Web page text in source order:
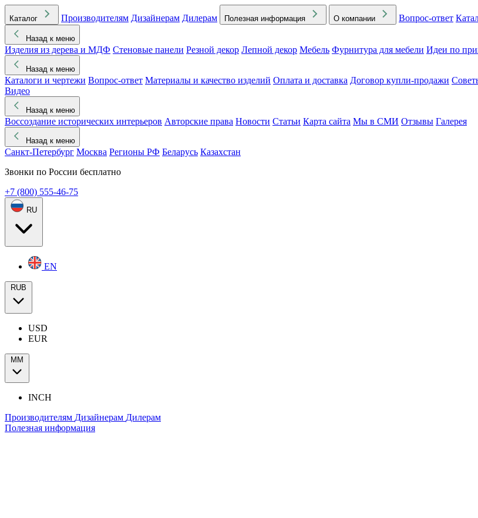
Каталог Производителям Дизайнерам Дилерам Полезная информация О компании Вопрос-ответ
Назад к меню
Изделия из дерева и МДФ Стеновые панели Резной декор Лепной декор Мебель Фурнитура для мебели Идеи по
Назад к меню
Каталоги и чертежи Вопрос-ответ Материалы и качество изделий Оплата и доставка Договор купли-продажи
Видео
Назад к меню
Воссоздание исторических интерьеров Авторские права Новости Статьи Карта сайта Мы в СМИ Отзывы Галерея
Назад к меню
Санкт-Петербург Москва Регионы РФ Беларусь Казахстан
Звонки по России бесплатно
+7 (800) 555-46-75
RU
EN
RUB
USD
EUR
ММ
INCH
Производителям Дизайнерам Дилерам
Полезная информация